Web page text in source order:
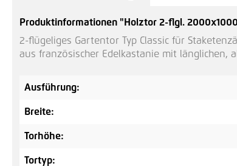
Produktinformationen "Holztor 2-flgl.
2-flügeliges Gartentor Typ Classic für
aus französischer Edelkastanie mit länglichen,
Ausführung:
Breite:
Torhöhe:
Tortyp: